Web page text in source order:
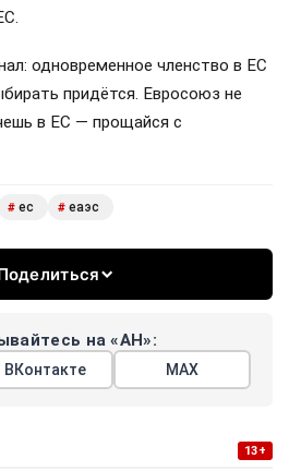
одновременное членство в ЕС
придётся. Евросоюз не
в ЕС — прощайся с
# ес # еаэс
на «АН»:
ВКонтакте МАХ
13+